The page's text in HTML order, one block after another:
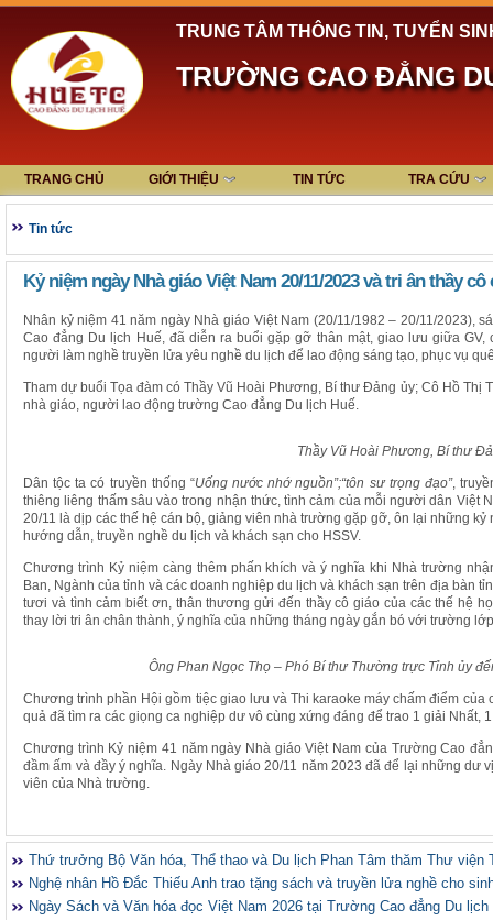
TRUNG TÂM THÔNG TIN, TUYỂN
TRƯỜNG CAO ĐẲNG
TRANG CHỦ GIỚI THIỆU TIN TỨC TRA CỨU
Tin tức
Kỷ niệm ngày Nhà giáo Việt Nam 20/11/2023 và tri ân thầy
Nhân kỷ niệm 41 năm ngày Nhà giáo Việt Nam (20/11/1982 – 20/11/2023),
Cao đẳng Du lịch Huế, đã diễn ra buổi gặp gỡ thân mật, giao lưu giữa
người làm nghề truyền lửa yêu nghề du lịch để lao động sáng tạo, phục vụ
Tham dự buổi Tọa đàm có Thầy Vũ Hoài Phương, Bí thư Đảng ủy; Cô Hồ Thị
nhà giáo, người lao động trường Cao đẳng Du lịch Huế.
Thầy Vũ Hoài Phương, Bí thư
Dân tộc ta có truyền thống “Uống nước nhớ nguồn”;“tôn sư trọng đạo”,
thiêng liêng thấm sâu vào trong nhận thức, tình cảm của mỗi người dân Việt
20/11 là dịp các thế hệ cán bộ, giảng viên nhà trường gặp gỡ, ôn lại những
hướng dẫn, truyền nghề du lịch và khách sạn cho HSSV.
Chương trình Kỷ niệm càng thêm phấn khích và ý nghĩa khi Nhà trường
Ban, Ngành của tỉnh và các doanh nghiệp du lịch và khách sạn trên địa bàn
tươi và tình cảm biết ơn, thân thương gửi đến thầy cô giáo của các thế hệ
thay lời tri ân chân thành, ý nghĩa của những tháng ngày gắn bó với trường
Ông Phan Ngọc Thọ – Phó Bí thư Thường trực Tỉnh ủy
Chương trình phần Hội gồm tiệc giao lưu và Thi karaoke máy chấm điểm
quả đã tìm ra các giọng ca nghiệp dư vô cùng xứng đáng để trao 1 giải Nhất,
Chương trình Kỷ niệm 41 năm ngày Nhà giáo Việt Nam của Trường Cao
đầm ấm và đầy ý nghĩa. Ngày Nhà giáo 20/11 năm 2023 đã để lại những dư
viên của Nhà trường.
Thứ trưởng Bộ Văn hóa, Thể thao và Du lịch Phan Tâm thăm Thư viện
Nghệ nhân Hồ Đắc Thiếu Anh trao tặng sách và truyền lửa nghề cho
Ngày Sách và Văn hóa đọc Việt Nam 2026 tại Trường Cao đẳng Du lịch